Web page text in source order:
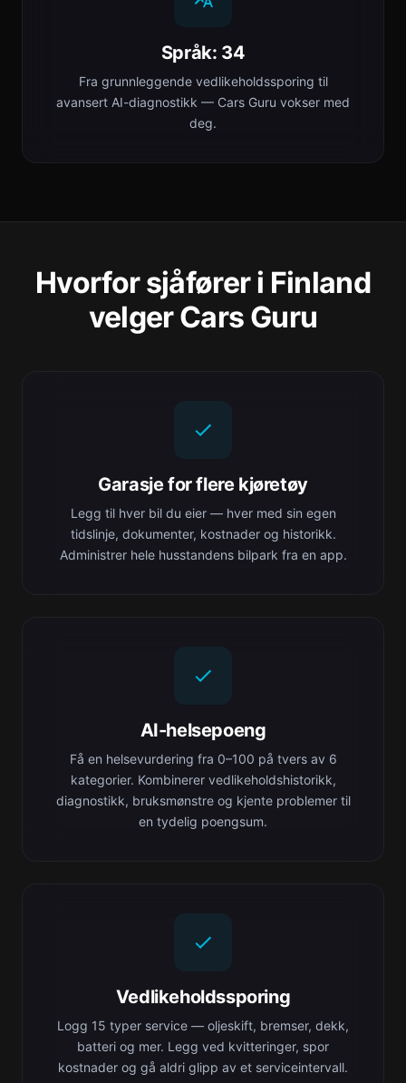
Språk: 34
Fra grunnleggende vedlikeholdssporing til
avansert AI-diagnostikk — Cars Guru vokser med
deg.
Hvorfor sjåfører i Finland
velger Cars Guru
Garasje for flere kjøretøy
Legg til hver bil du eier — hver med sin egen
tidslinje, dokumenter, kostnader og historikk.
Administrer hele husstandens bilpark fra en app.
AI-helsepoeng
Få en helsevurdering fra 0–100 på tvers av 6
kategorier. Kombinerer vedlikeholdshistorikk,
diagnostikk, bruksmønstre og kjente problemer til
en tydelig poengsum.
Vedlikeholdssporing
Logg 15 typer service — oljeskift, bremser, dekk,
batteri og mer. Legg ved kvitteringer, spor
kostnader og gå aldri glipp av et serviceintervall.